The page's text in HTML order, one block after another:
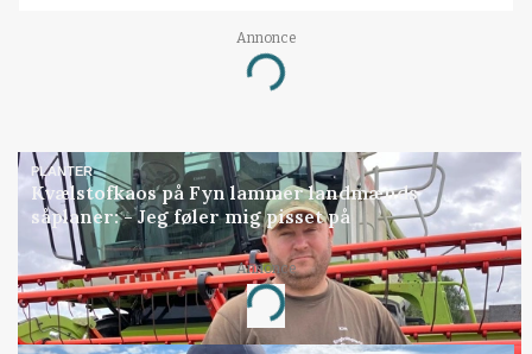
Annonce
Loading...
PLANTER
Kvælstofkaos på Fyn lammer landmænds
såplaner: - Jeg føler mig pisset på
Annonce
Loading...